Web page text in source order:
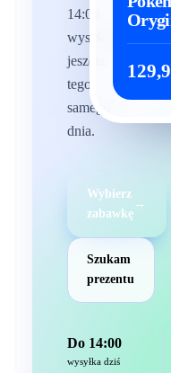
14:00
wysyłamy
jeszcze
tego
samego
dnia.
Wybierz
zabawkę
→
Szukam
prezentu
Do 14:00
wysyłka dziś